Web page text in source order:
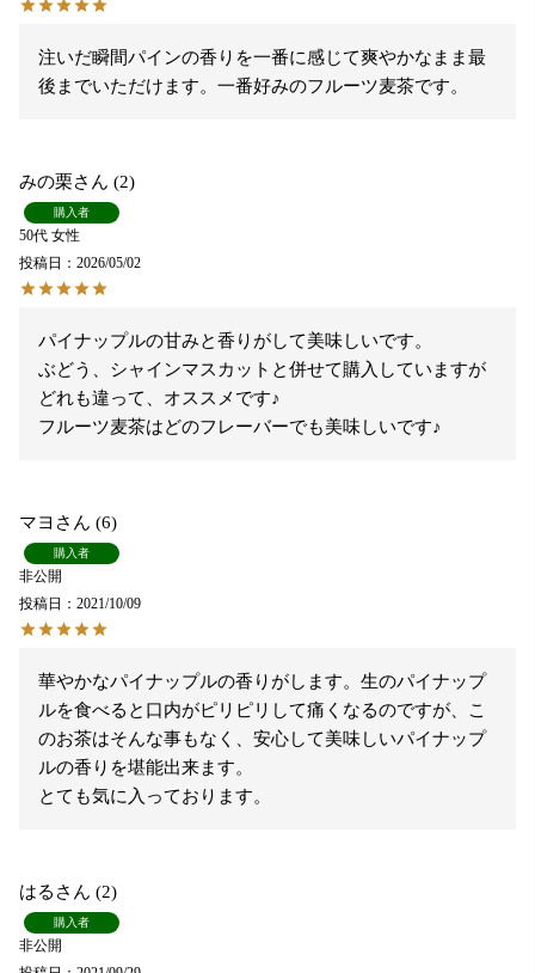
注いだ瞬間パインの香りを一番に感じて爽やかなまま最
後までいただけます。一番好みのフルーツ麦茶です。
みの栗 2
購入者
50代 女性
投稿日
2026/05/02
パイナップルの甘みと香りがして美味しいです。
ぶどう、シャインマスカットと併せて購入していますが
どれも違って、オススメです♪
マヨ 6
購入者
非公開
投稿日
2021/10/09
華やかなパイナップルの香りがします。生のパイナップ
ルを食べると口内がピリピリして痛くなるのですが、こ
のお茶はそんな事もなく、安心して美味しいパイナップ
ルの香りを堪能出来ます。
とても気に入っております。
はる 2
購入者
非公開